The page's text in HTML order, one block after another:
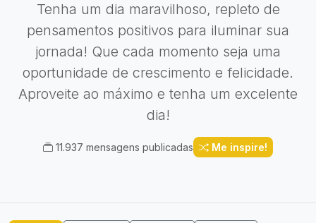
Tenha um dia maravilhoso, repleto de
pensamentos positivos para iluminar sua
jornada! Que cada momento seja uma
oportunidade de crescimento e felicidade.
Aproveite ao máximo e tenha um excelente
dia!
11.937 mensagens publicadas Me inspire!